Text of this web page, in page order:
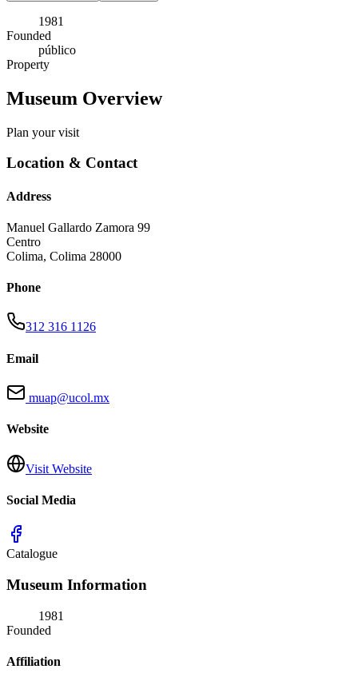
1981
Founded
público
Property
Museum Overview
Plan your visit
Location & Contact
Address
Manuel Gallardo Zamora 99
Centro
Colima, Colima 28000
Phone
312 316 1126
Email
muap@ucol.mx
Website
Visit Website
Social Media
Catalogue
Museum Information
1981
Founded
Affiliation